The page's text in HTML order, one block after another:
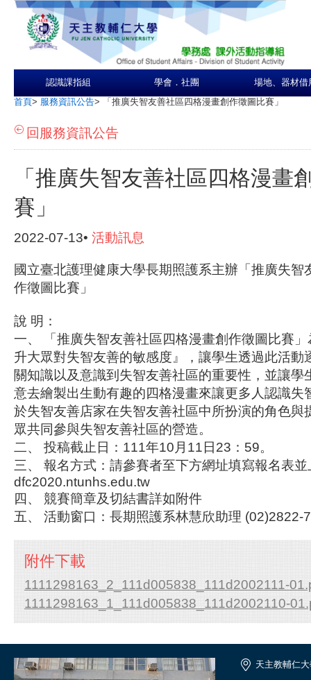
認識課指組 學會．社團 場地、器材借
首頁> 服務資訊公告> 「推廣失智友善社區四格漫畫創作徵圖比賽」
回服務資訊公告
「推廣失智友善社區四格漫畫
賽」
2022-07-13• 活動訊息
國立臺北護理健康大學長期照護系主辦「推廣失智
作徵圖比賽」
說 明：
一、 「推廣失智友善社區四格漫畫創作徵圖比賽
升大眾對失智友善的敏感度』，讓學生透過此活動
關知識以及意識到失智友善社區的重要性，並讓學
意去繪製出生動有趣的四格漫畫來讓更多人認識失
於失智友善店家在失智友善社區中所扮演的角色與
眾共同參與失智友善社區的營造。
二、 投稿截止日：111年10月11日23：59。
三、 報名方式：請參賽者至下方網址填寫報名表
dfc2020.ntunhs.edu.tw
四、 競賽簡章及切結書詳如附件
五、 活動窗口：長期照護系林慧欣助理
附件下載
1111298163_2_111d005838_111d2002111-
1111298163_1_111d005838_111d2002110-
天主教輔仁